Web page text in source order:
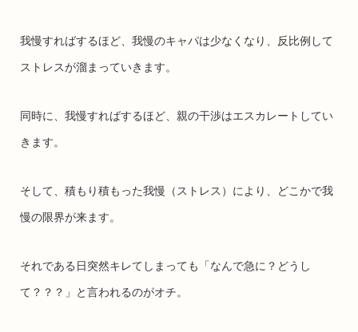
我慢すればするほど、我慢のキャパは少なくなり、反比例して
ストレスが溜まっていきます。
同時に、我慢すればするほど、親の干渉はエスカレートしてい
きます。
そして、積もり積もった我慢（ストレス）により、どこかで我
慢の限界が来ます。
それである日突然キレてしまっても「なんで急に？どうし
て？？？」と言われるのがオチ。